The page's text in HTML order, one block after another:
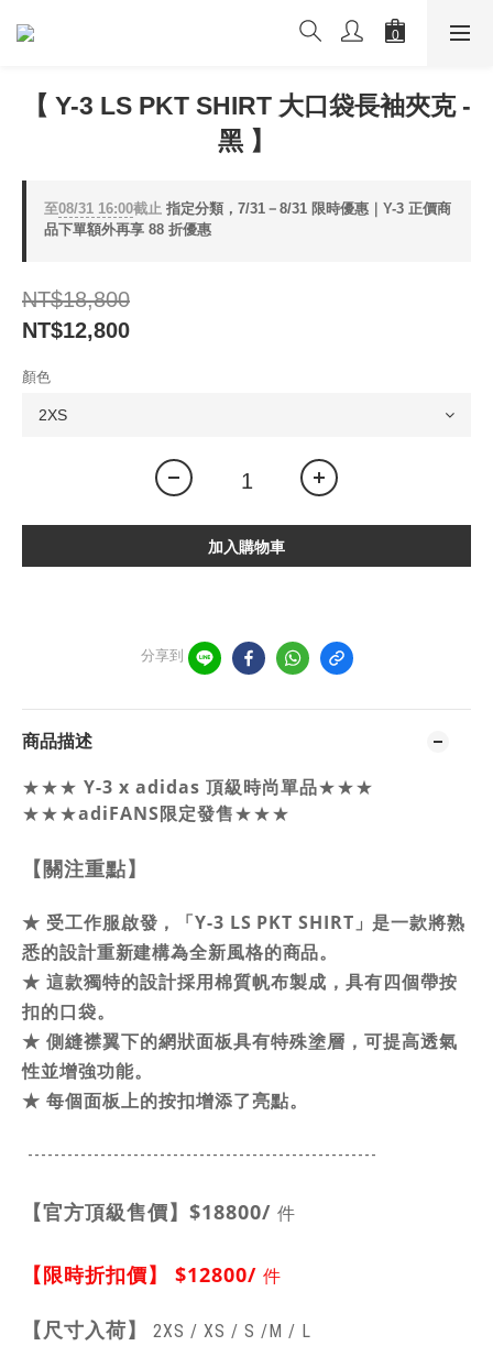
【 Y-3 LS PKT SHIRT 大口袋長袖夾克 -
黑 】
至08/31 16:00截止 指定分類，7/31－8/31 限時優惠｜Y-3 正價商
品下單額外再享 88 折優惠
NT$18,800
NT$12,800
顏色
加入購物車
分享到
商品描述
★★★ Y-3 x adidas 頂級時尚單品★★★
★★★adiFANS限定發售★★★
【關注重點】
★ 受工作服啟發，「Y-3 LS PKT SHIRT」是一款將熟
悉的設計重新建構為全新風格的商品。
★ 這款獨特的設計採用棉質帆布製成，具有四個帶按
扣的口袋。
★ 側縫襟翼下的網狀面板具有特殊塗層，可提高透氣
性並增強功能。
★ 每個面板上的按扣增添了亮點。
-----------------------------------------------------
【官方頂級售價】 $18800/ 件
【限時折扣價】 $12800/ 件
【 尺寸入荷】 2XS / XS / S /M / L